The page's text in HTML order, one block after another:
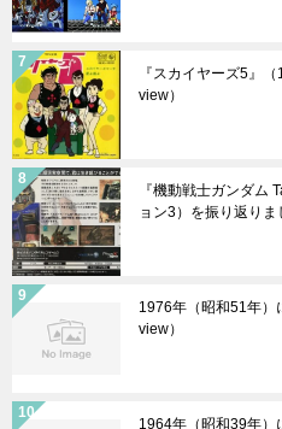
『スカイヤーズ5』
view）
『機動戦士ガンダム
ョン3）を振り返りま
1976年（昭和51年）
view）
1964年（昭和39年）